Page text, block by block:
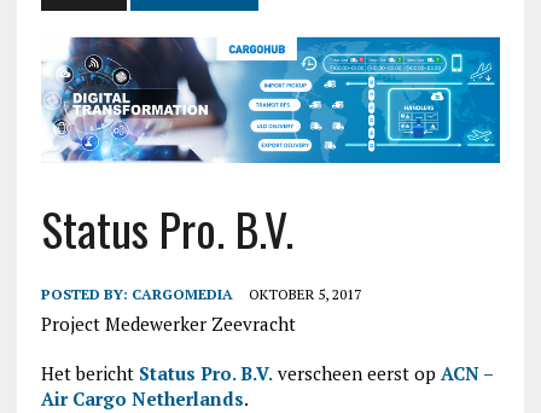
Status Pro. B.V.
POSTED BY: CARGOMEDIA OKTOBER 5, 2017
Project Medewerker Zeevracht
Het bericht Status Pro. B.V.verscheen eerst op ACN –
Air Cargo Netherlands.